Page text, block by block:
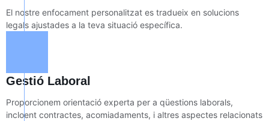
El nostre enfocament personalitzat es tradueix en solucions
legals ajustades a la teva situació específica.
Gestió Laboral
Proporcionem orientació experta per a qüestions laborals,
incloent contractes, acomiadaments, i altres aspectes relacionats